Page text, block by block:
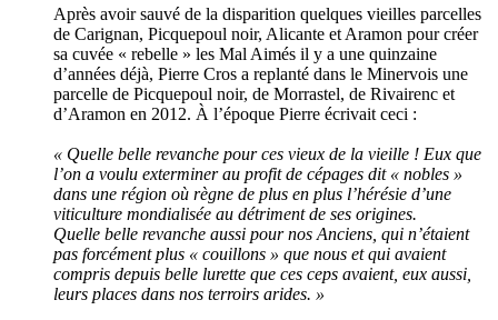
Après avoir sauvé de la disparition quelques vieilles parcelles
de Carignan, Picquepoul noir, Alicante et Aramon pour créer
sa cuvée « rebelle » les Mal Aimés il y a une quinzaine
d’années déjà, Pierre Cros a replanté dans le Minervois une
parcelle de Picquepoul noir, de Morrastel, de Rivairenc et
d’Aramon en 2012. À l’époque Pierre écrivait ceci :
« Quelle belle revanche pour ces vieux de la vieille ! Eux que
l’on a voulu exterminer au profit de cépages dit « nobles »
dans une région où règne de plus en plus l’hérésie d’une
viticulture mondialisée au détriment de ses origines.
Quelle belle revanche aussi pour nos Anciens, qui n’étaient
pas forcément plus « couillons » que nous et qui avaient
compris depuis belle lurette que ces ceps avaient, eux aussi,
leurs places dans nos terroirs arides. »